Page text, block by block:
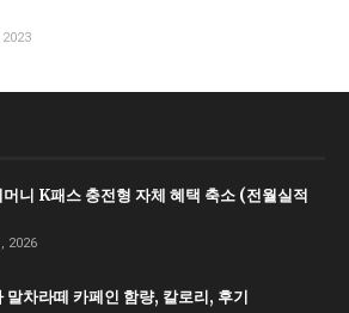
2023
니 K패스 충전형 자체 혜택 축소 (전월실적
2026
말차라떼 카페인 함량, 칼로리, 후기